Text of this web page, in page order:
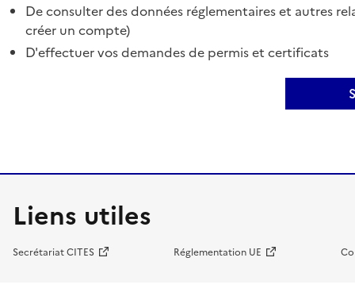
De consulter des données réglementaires et autres
créer un compte)
D'effectuer vos demandes de permis et certificats
Liens utiles
Secrétariat CITES Réglementation UE